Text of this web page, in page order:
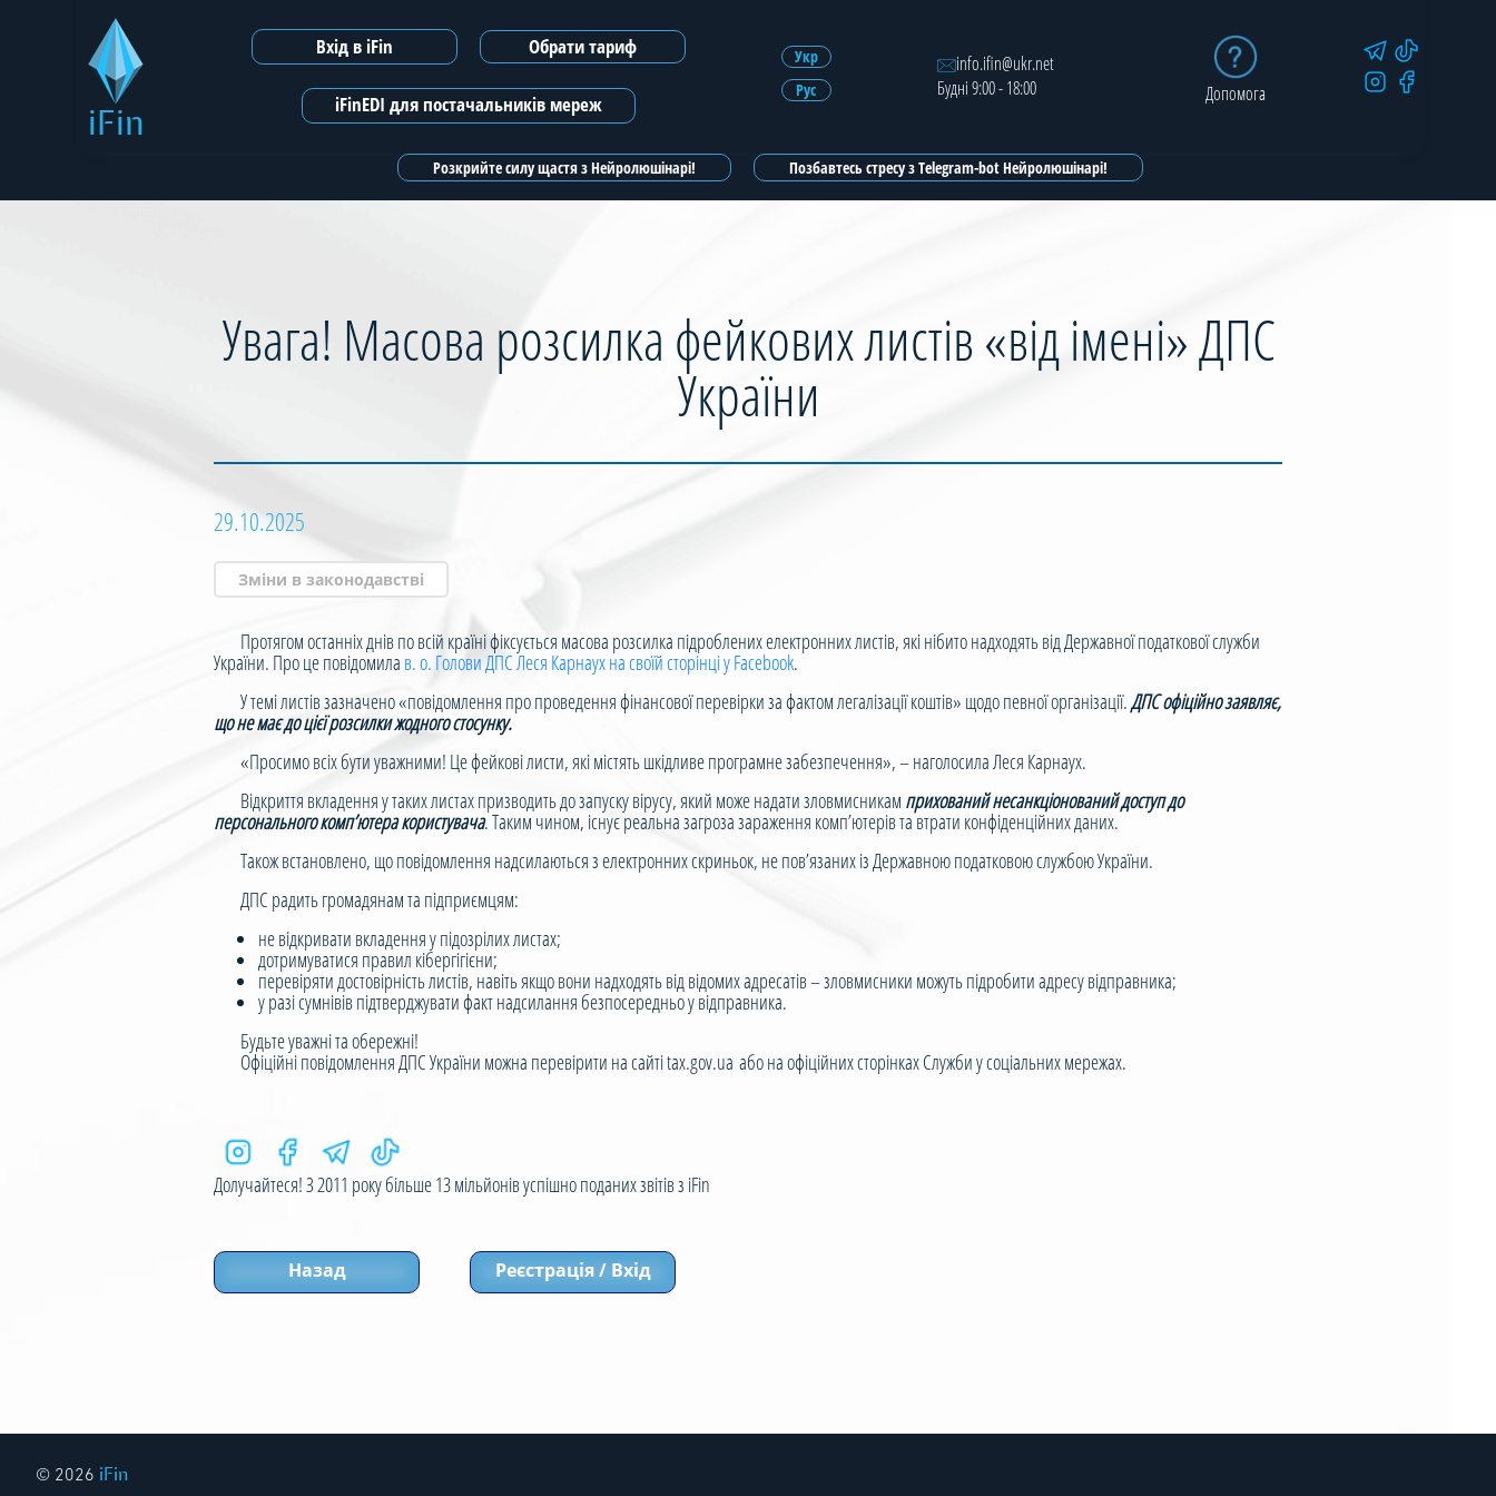
iFin
Вхід в iFin Обрати тариф
iFinEDI для постачальників мереж
Укр
Рус
info.ifin@ukr.net
Будні 9:00 - 18:00
Допомога
Розкрийте силу щастя з Нейролюшінарі! Позбавтесь стресу з Telegram-bot Нейролюшінарі!
Зареєструватись
Зареєструватись з ЕЦП
Увага! Масова розсилка фейкових листів «від імені» ДПС
України
29.10.2025
Зміни в законодавстві
Протягом останніх днів по всій країні фіксується масова розсилка підроблених електронних листів, які нібито надходять від Державної податкової служби
України. Про це повідомила в. о. Голови ДПС Леся Карнаух на своїй сторінці у Facebook.
У темі листів зазначено «повідомлення про проведення фінансової перевірки за фактом легалізації коштів» щодо певної організації.ДПС офіційно заявляє,
що не має до цієї розсилки жодного стосунку.
«Просимо всіх бути уважними! Це фейкові листи, які містять шкідливе програмне забезпечення», – наголосила Леся Карнаух.
Відкриття вкладення у таких листах призводить до запуску вірусу, який може надати зловмисникам прихований несанкціонований доступ до
персонального комп’ютера користувача. Таким чином, існує реальна загроза зараження комп’ютерів та втрати конфіденційних даних.
Також встановлено, що повідомлення надсилаються з електронних скриньок, не пов’язаних із Державною податковою службою України.
ДПС радить громадянам та підприємцям:
не відкривати вкладення у підозрілих листах;
дотримуватися правил кібергігієни;
перевіряти достовірність листів, навіть якщо вони надходять від відомих адресатів – зловмисники можуть підробити адресу відправника;
у разі сумнівів підтверджувати факт надсилання безпосередньо у відправника.
Будьте уважні та обережні!
Офіційні повідомлення ДПС України можна перевірити на сайті tax.gov.ua або на офіційних сторінках Служби у соціальних мережах.
Долучайтеся! З 2011 року більше 13 мільйонів успішно поданих звітів з iFin
Назад Реєстрація / Вхід
© 2026 iFin